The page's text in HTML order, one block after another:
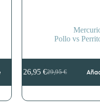
Pollo vs
29,95€
El
precio
era:
26,95 €El
precio
es: